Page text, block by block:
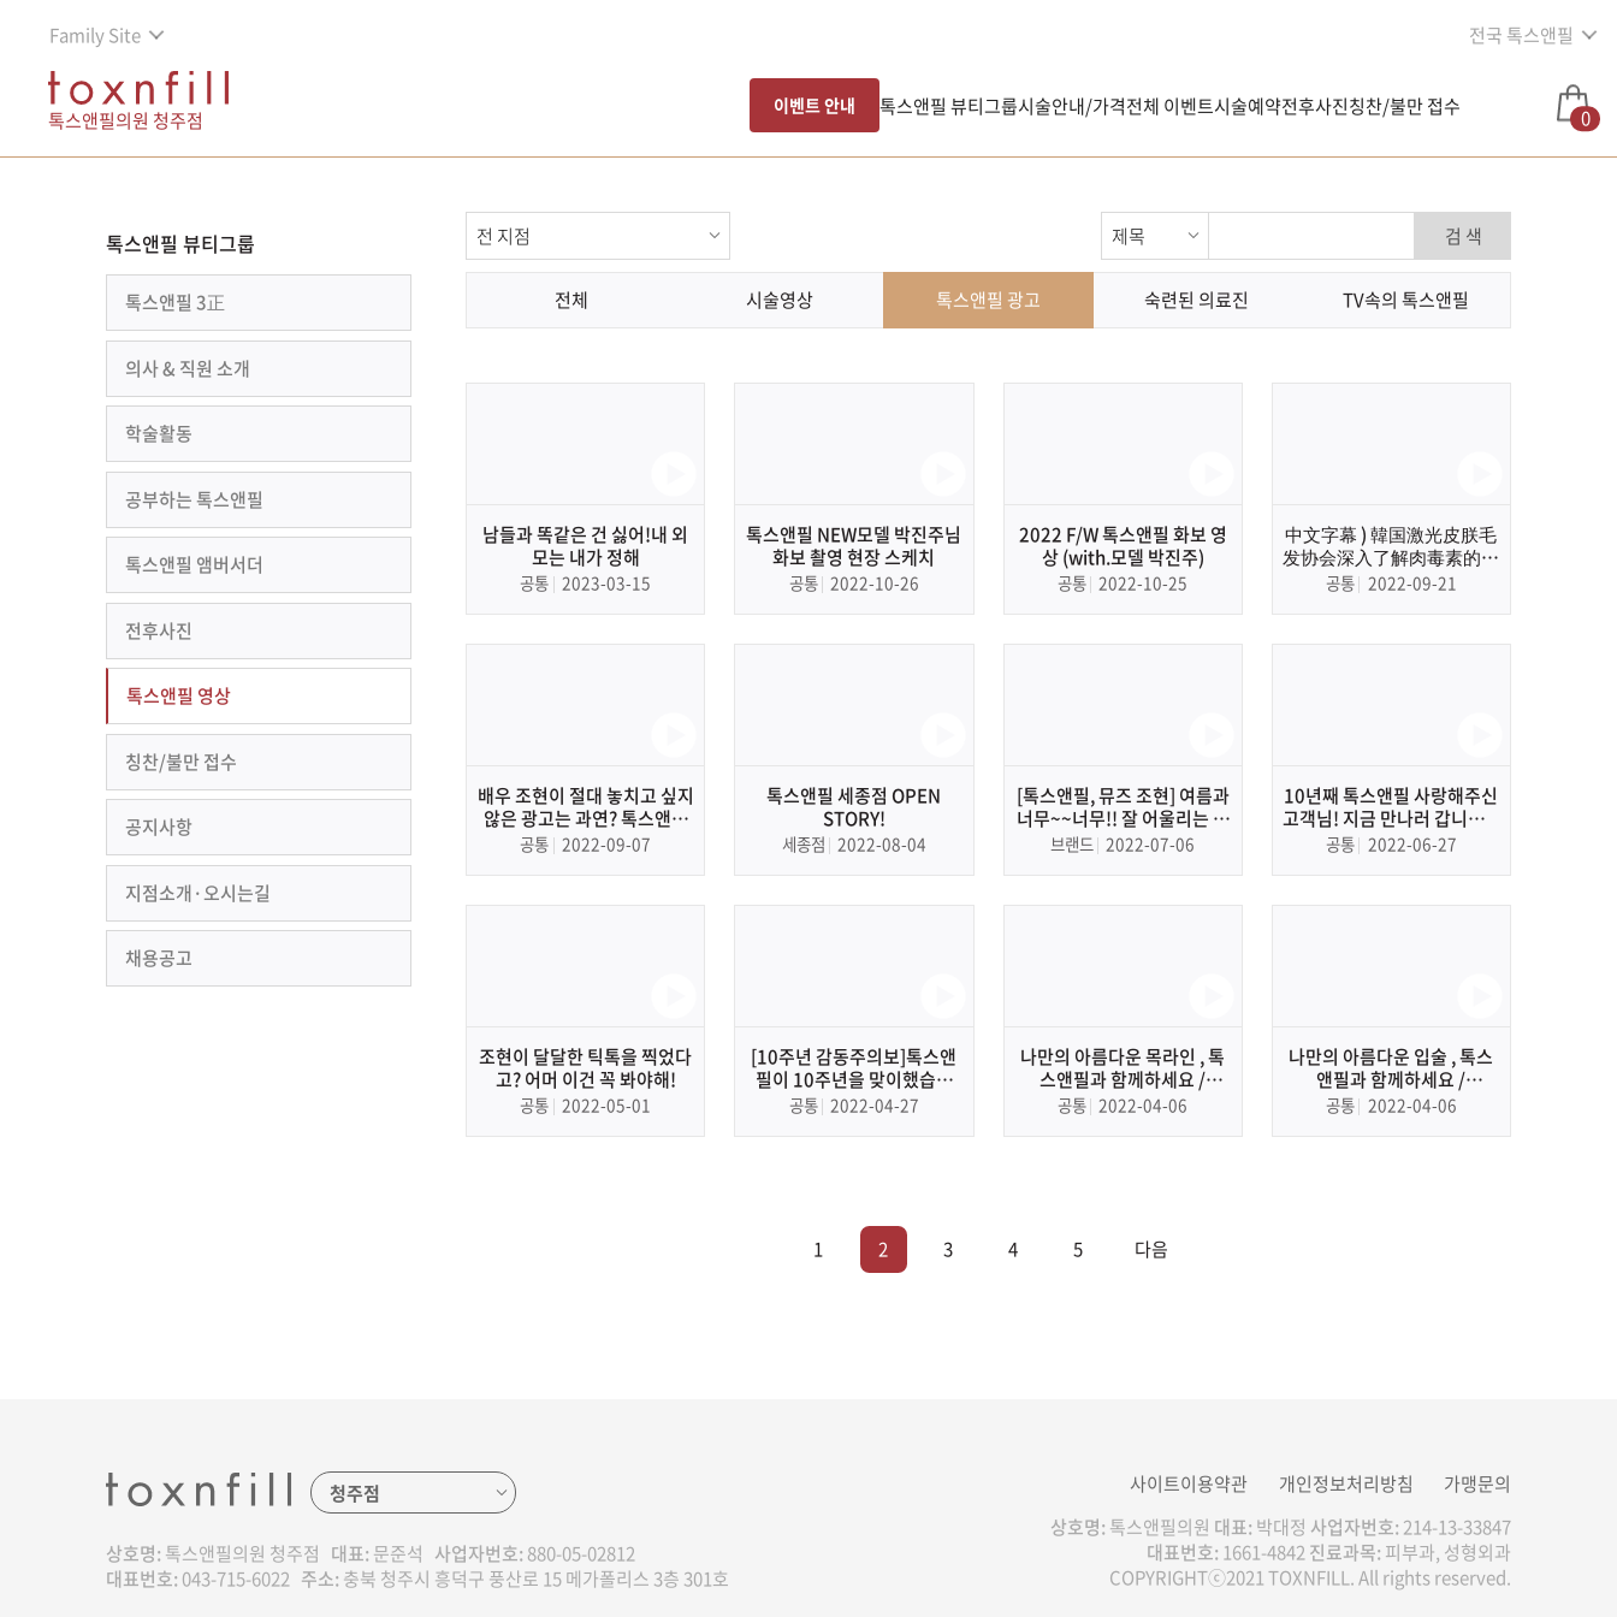
Family Site 전국 톡스앤필
톡스앤필의원 청주점
이벤트 안내 톡스앤필 뷰티그룹시술안내/가격전체 이벤트시술예약전후사진칭찬/불만 접수 0
톡스앤필 뷰티그룹
톡스앤필 3正
의사 & 직원 소개
학술활동
공부하는 톡스앤필
톡스앤필 앰버서더
전후사진
톡스앤필 영상
칭찬/불만 접수
공지사항
지점소개·오시는길
채용공고
검 색
전체 시술영상 톡스앤필 광고 숙련된 의료진 TV속의 톡스앤필
남들과 똑같은 건 싫어!내 외
모는 내가 정해
공통 2023-03-15
톡스앤필 NEW모델 박진주님
화보 촬영 현장 스케치
공통 2022-10-26
2022 F/W 톡스앤필 화보 영
상 (with.모델 박진주)
공통 2022-10-25
中文字幕 ) 韓国激光皮朕毛
发协会深入了解肉毒素的活
动 | [대한레이저피부모발학
공통 2022-09-21
배우 조현이 절대 놓치고 싶지
않은 광고는 과연? 톡스앤필
VS 명*진* 갈비 (feat. 극악의
공통 2022-09-07
톡스앤필 세종점 OPEN
STORY!
세종점 2022-08-04
[톡스앤필, 뮤즈 조현] 여름과
너무~~너무!! 잘 어울리는 상
큼함으로 또 다시!! 톡스앤필
브랜드 2022-07-06
10년째 톡스앤필 사랑해주신
고객님! 지금 만나러 갑니다! |
톡스앤필 10주년 고객 이벤트
공통 2022-06-27
조현이 달달한 틱톡을 찍었다
고? 어머 이건 꼭 봐야해!
공통 2022-05-01
[10주년 감동주의보]톡스앤
필이 10주년을 맞이했습니
다!
공통 2022-04-27
나만의 아름다운 목라인 , 톡
스앤필과 함께하세요 /
Beautiful neck with
공통 2022-04-06
나만의 아름다운 입술 , 톡스
앤필과 함께하세요 /
Beautiful lip with Toxnfill
공통 2022-04-06
1 2 3 4 5 다음
상호명: 톡스앤필의원 청주점 대표: 문준석 사업자번호: 880-05-02812
대표번호: 043-715-6022 주소: 충북 청주시 흥덕구 풍산로 15 메가폴리스 3층 301호
사이트이용약관 개인정보처리방침
가맹문의
상호명: 톡스앤필의원 대표: 박대정 사업자번호: 214-13-33847
대표번호: 1661-4842진료과목: 피부과, 성형외과
COPYRIGHTⓒ2021 TOXNFILL. All rights reserved.